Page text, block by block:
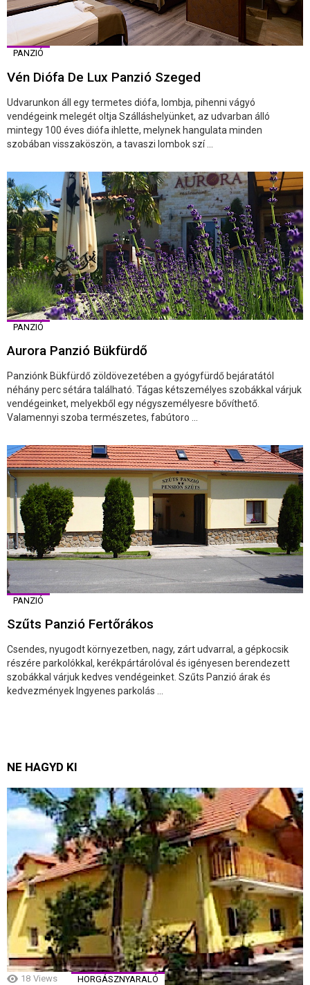
PANZIÓ
Vén Diófa De Lux Panzió Szeged
Udvarunkon áll egy termetes diófa, lombja, pihenni vágyó
vendégeink melegét oltja Szálláshelyünket, az udvarban álló
mintegy 100 éves diófa ihlette, melynek hangulata minden
szobában visszaköszön, a tavaszi lombok szí ...
PANZIÓ
Aurora Panzió Bükfürdő
Panziónk Bükfürdő zöldövezetében a gyógyfürdő bejáratától
néhány perc sétára található. Tágas kétszemélyes szobákkal várjuk
vendégeinket, melyekből egy négyszemélyesre bővíthető.
Valamennyi szoba természetes, fabútoro ...
PANZIÓ
Szűts Panzió Fertőrákos
Csendes, nyugodt környezetben, nagy, zárt udvarral, a gépkocsik
részére parkolókkal, kerékpártárolóval és igényesen berendezett
szobákkal várjuk kedves vendégeinket. Szűts Panzió árak és
kedvezmények Ingyenes parkolás ...
NE HAGYD KI
18 Views HORGÁSZNYARALÓ